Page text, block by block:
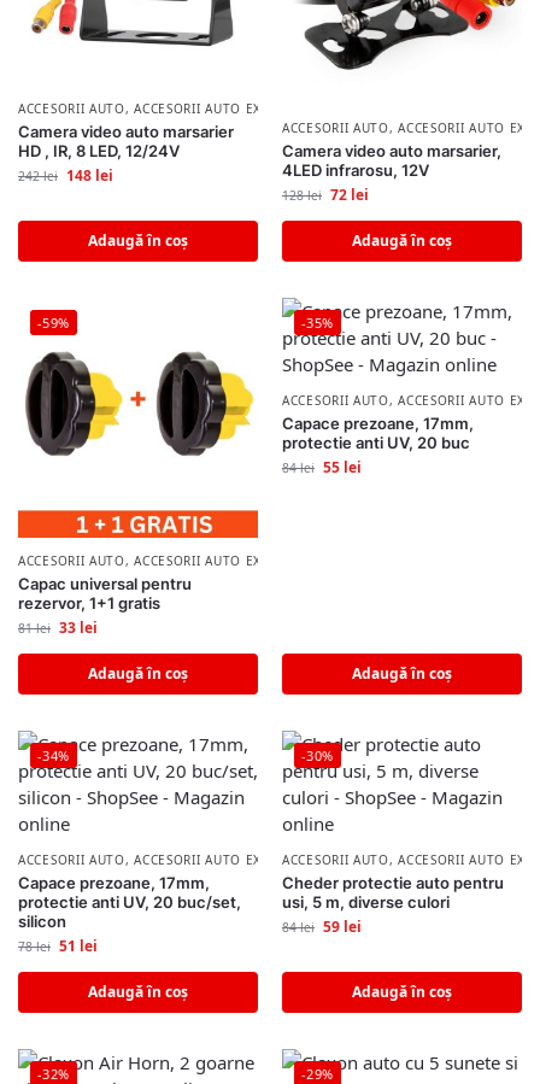
ACCESORII AUTO,ACCESORII AUTO EXTERIOR
Camera video auto marsarier
HD , IR, 8 LED, 12/24V
242lei 148 lei
Adaugă în coș
ACCESORII AUTO,ACCESORII AUTO
Camera video auto marsarier,
4LED infrarosu, 12V
128lei 72 lei
Adaugă în coș
-59%
ACCESORII AUTO,ACCESORII AUTO EXTERIOR
Capac universal pentru
rezervor, 1+1 gratis
81lei 33 lei
Adaugă în coș
-35%
ACCESORII AUTO,ACCESORII AUTO
Capace prezoane, 17mm,
protectie anti UV, 20 buc
84lei 55 lei
Adaugă în coș
-34%
ACCESORII AUTO,ACCESORII AUTO EXTERIOR
Capace prezoane, 17mm,
protectie anti UV, 20 buc/set,
silicon
78lei 51 lei
Adaugă în coș
-30%
ACCESORII AUTO,ACCESORII AUTO
Cheder protectie auto pentru
usi, 5 m, diverse culori
84lei 59 lei
Adaugă în coș
-32% -29%